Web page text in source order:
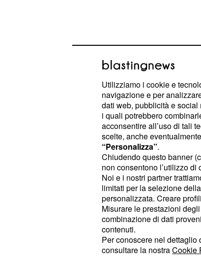
Molti elementi esteticinon
darle bellezza, ma svolgono
aerodinamico, come le tre
ruota posteriore, una zona di
questo modo aiutano il fondo
scanalatura che mette in
fiancata serve a stabilizzare
Continuando a parlare di
paraurtianteriore specifico
anteriore è più lungo per
invece, è molto schiacciata,
bilanciare i pesi.
Utilizziamo i cookie e
navigazione e per
dati web, pubblicità e
i quali potrebbero
acconsentire all’uso di tali
scelte, anche
“Personalizza”.
Chiudendo questo banner
non consentono l’utilizzo
Noi e i nostri partner
limitati per la selezione
personalizzata. Creare
Misurare le prestazioni
combinazione di dati
contenuti.
Per conoscere nel
consultare la nostraCookie